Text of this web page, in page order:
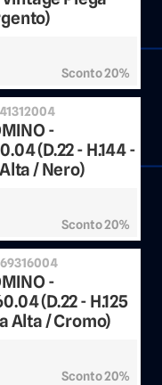
Sconto 20%
-
(D.22 - H.144 -
/ Nero)
Sconto 20%
-
(D.22 - H.125
Alta / Cromo)
Sconto 20%